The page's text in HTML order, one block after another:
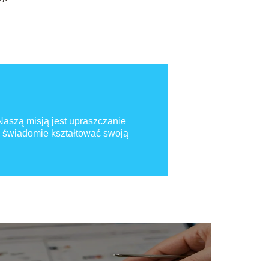
misją jest upraszczanie
kształtować swoją